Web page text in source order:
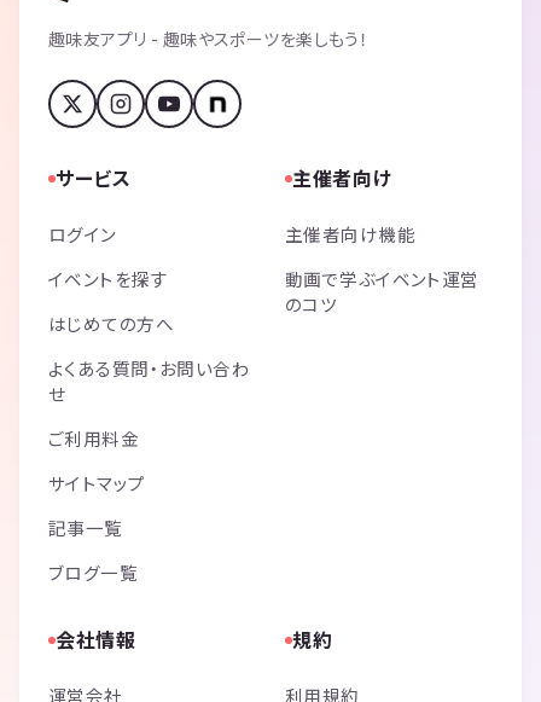
趣味友アプリ - 趣味やスポーツを楽しもう！
サービス
ログイン
イベントを探す
はじめての方へ
よくある質問・お問い合わ
せ
ご利用料金
サイトマップ
記事一覧
ブログ一覧
主催者向け
主催者向け機能
動画で学ぶイベント運営
のコツ
会社情報
運営会社
規約
利用規約